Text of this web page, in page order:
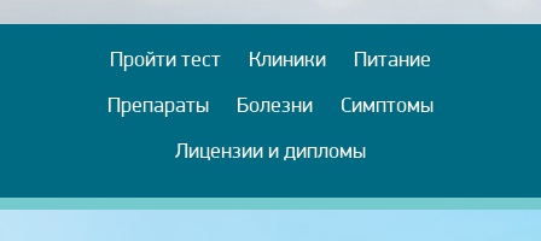
Пройти тест Клиники
Питание
Препараты
Болезни
Симптомы
Лицензии и дипломы